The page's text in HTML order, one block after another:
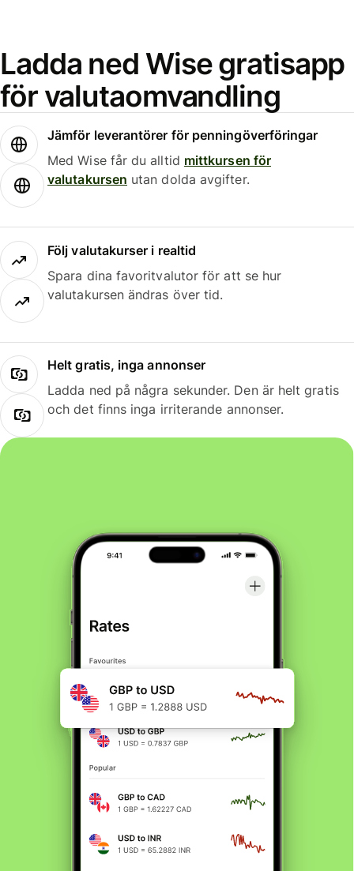
Ladda ned Wise gratisapp
för valutaomvandling
Jämför leverantörer för penningöverföringar
Med Wise får du alltid mittkursen för
valutakursen utan dolda avgifter.
Följ valutakurser i realtid
Spara dina favoritvalutor för att se hur
valutakursen ändras över tid.
Helt gratis, inga annonser
Ladda ned på några sekunder. Den är helt gratis
och det finns inga irriterande annonser.